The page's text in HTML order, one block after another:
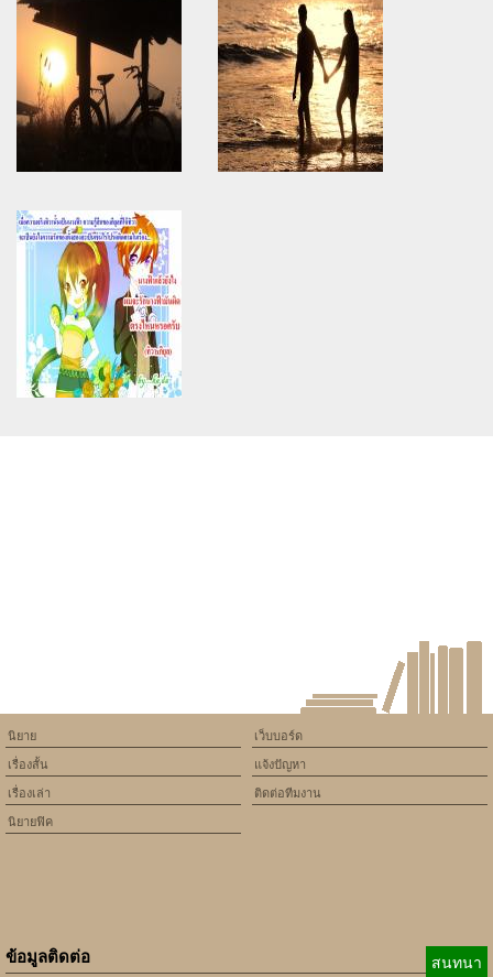
constant article_topic -
assumed 'article_topic' (this
will throw an Error in a future
version of PHP) in
/home/keedkean/domains/keedkean.com/public_html/include/article/
on line534
การเดินทางแห่งรัก
constant article_topic -
assumed 'article_topic' (this
will throw an Error in a future
version of PHP) in
/home/keedkean/domains/
on line534
จุดสุดท้าย.......
Warning
: Use of undefined
constant article_topic -
assumed 'article_topic' (this
will throw an Error in a future
version of PHP) in
/home/keedkean/domains/keedkean.com/public_html/include/article/
on line
534
คนบนภู ครูบนดอย
เว็บบอร์ด
แจ้งปัญหา
ติดต่อทีมงาน
นิยาย
เรื่องสั้น
เรื่องเล่า
นิยายฟิค
ข้อมูลติดต่อ สนทนา